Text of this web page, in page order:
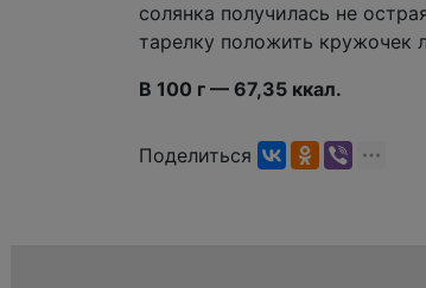
солянка получилась не
тарелку положить кружочек
В 100 г — 67,35 ккал.
Поделиться